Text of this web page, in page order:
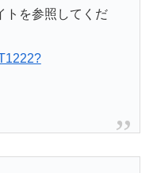
トを参照してくだ